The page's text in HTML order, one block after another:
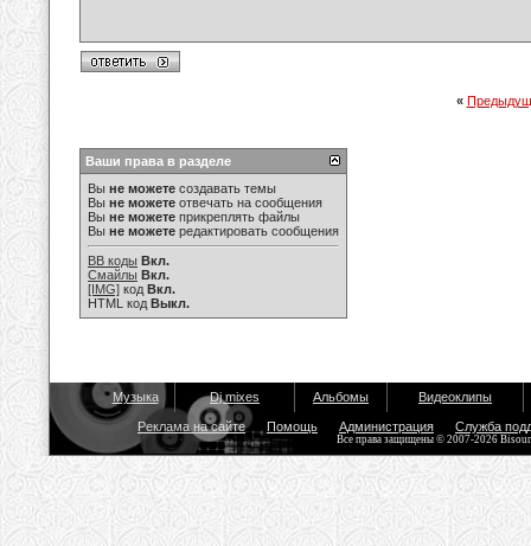
«
Ваши права в разделе
Вы не можете создавать темы
Вы не можете отвечать на сообщения
Вы не можете прикреплять файлы
Вы не можете редактировать сообщения
BB коды Вкл.
Смайлы Вкл.
[IMG] код Вкл.
HTML код Выкл.
Музыка Dj mixes Альбомы Видеоклипы
Реклама на сайте Помощь Администрация Служба
Все права защищены © 2007-2026